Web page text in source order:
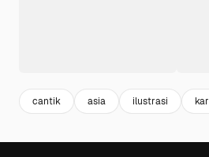
cantik asia ilustrasi